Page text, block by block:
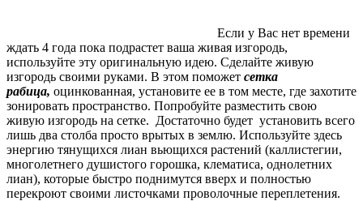
Если у Вас нет времени
ждать 4 года пока подрастет ваша живая изгородь,
используйте эту оригинальную идею. Сделайте живую
изгородь своими руками. В этом поможет сетка
рабица, оцинкованная, установите ее в том месте, где захотите
зонировать пространство. Попробуйте разместить свою
живую изгородь на сетке. Достаточно будет установить всего
лишь два столба просто врытых в землю. Используйте здесь
энергию тянущихся лиан вьющихся растений (каллистегии,
многолетнего душистого горошка, клематиса, однолетних
лиан), которые быстро поднимутся вверх и полностью
перекроют своими листочками проволочные переплетения.